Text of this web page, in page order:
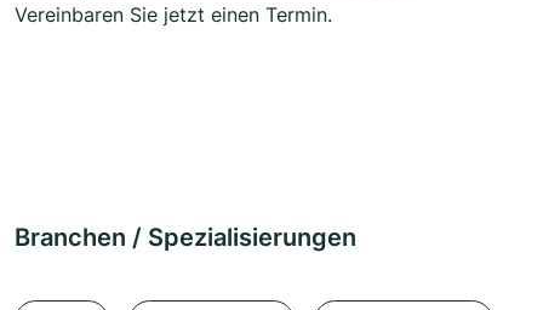
Vereinbaren Sie jetzt einen Termin.
Branchen / Spezialisierungen